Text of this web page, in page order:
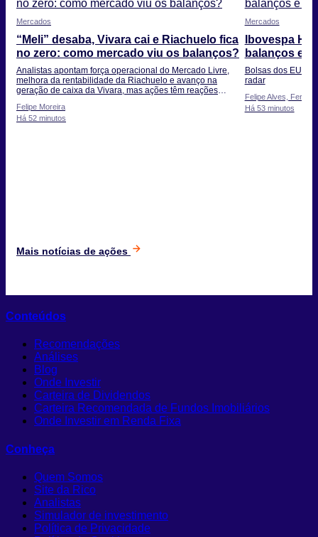
Mercados
“Meli” desaba, Vivara cai e Riachuelo fica
no zero: como mercado viu os balanços?
Analistas apontam força operacional do Mercado Livre,
melhora da rentabilidade da Riachuelo e avanço na
geração de caixa da Vivara, mas ações têm reações
Felipe Moreira
Há 52 minutos
Mercados
Ibovespa
balanços e
Bolsas dos EUA
radar
Felipe Alves,
Há 53 minutos
Mais notícias de ações
Conteúdos
Recomendações
Análises
Blog
Onde Investir
Carteira de Dividendos
Carteira Recomendada de Fundos Imobiliários
Onde Investir em Renda Fixa
Conheça
Quem Somos
Site da Rico
Analistas
Simulador de investimento
Política de Privacidade